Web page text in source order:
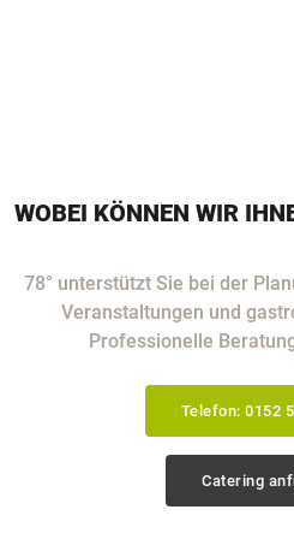
WOBEI KÖNNEN WIR
78° unterstützt Sie bei der
Veranstaltungen und
Professionelle
Telefon: 0152
Catering